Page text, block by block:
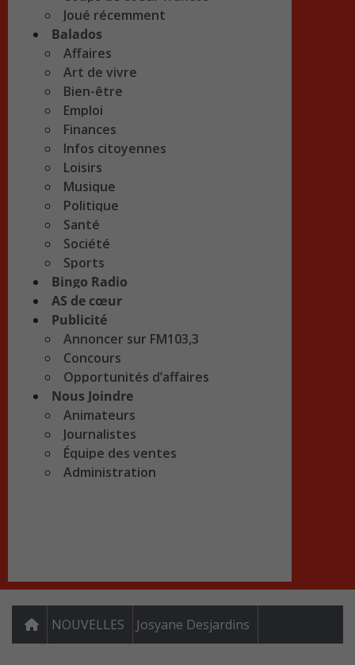
Joué récemment
Balados
Affaires
Art de vivre
Bien-être
Emploi
Finances
Infos citoyennes
Loisirs
Musique
Politique
Santé
Société
Sports
Bingo Radio
AS de cœur
Publicité
Annoncer sur FM103,3
Concours
Opportunités d’affaires
Nous Joindre
Animateurs
Journalistes
Équipe des ventes
Administration
NOUVELLES Josyane Desjardins